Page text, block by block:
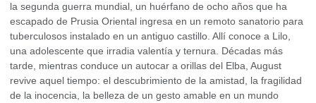
la segunda guerra mundial, un huérfano de ocho años que ha
escapado de Prusia Oriental ingresa en un remoto sanatorio para
tuberculosos instalado en un antiguo castillo. Allí conoce a Lilo,
una adolescente que irradia valentía y ternura. Décadas más
tarde, mientras conduce un autocar a orillas del Elba, August
revive aquel tiempo: el descubrimiento de la amistad, la fragilidad
de la inocencia, la belleza de un gesto amable en un mundo